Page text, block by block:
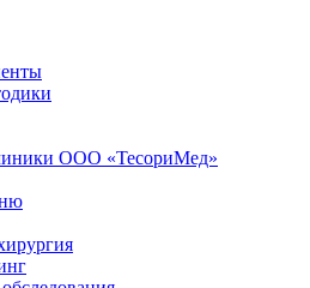
ООО «ТесориМед»